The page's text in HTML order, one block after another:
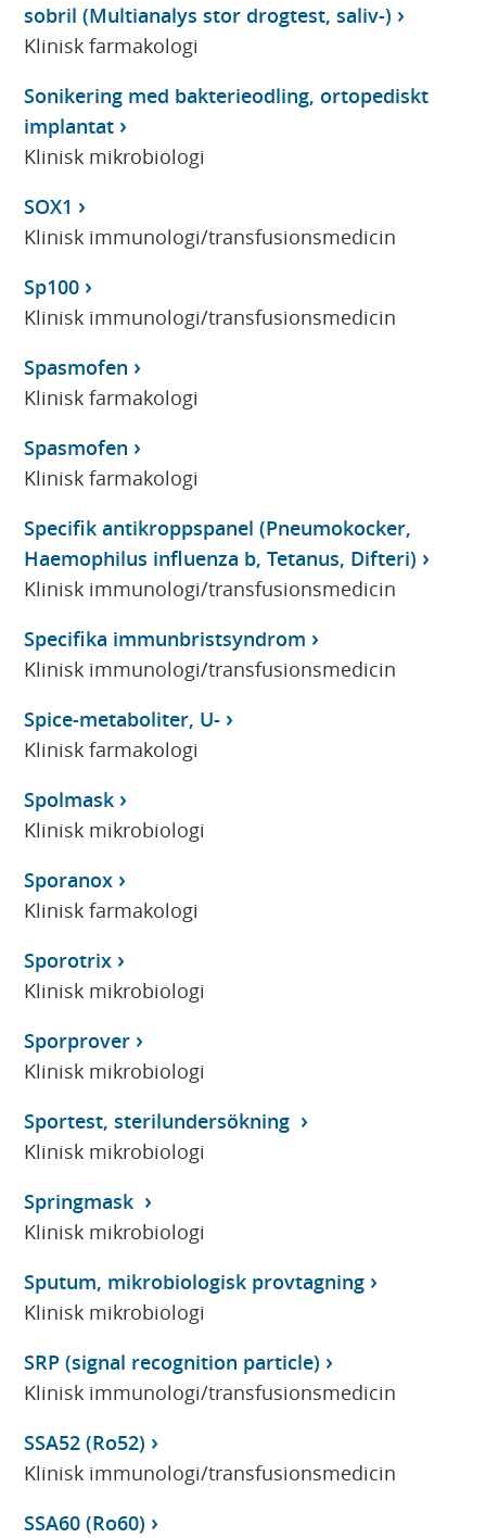
sobril (Multianalys stor drogtest, saliv-)
Klinisk farmakologi
Sonikering med bakterieodling, ortopediskt
implantat
Klinisk mikrobiologi
SOX1
Klinisk immunologi/transfusionsmedicin
Sp100
Klinisk immunologi/transfusionsmedicin
Spasmofen
Klinisk farmakologi
Spasmofen
Klinisk farmakologi
Specifik antikroppspanel (Pneumokocker,
Haemophilus influenza b, Tetanus, Difteri)
Klinisk immunologi/transfusionsmedicin
Specifika immunbristsyndrom
Klinisk immunologi/transfusionsmedicin
Spice-metaboliter, U-
Klinisk farmakologi
Spolmask
Klinisk mikrobiologi
Sporanox
Klinisk farmakologi
Sporotrix
Klinisk mikrobiologi
Sporprover
Klinisk mikrobiologi
Sportest, sterilundersökning
Klinisk mikrobiologi
Springmask
Klinisk mikrobiologi
Sputum, mikrobiologisk provtagning
Klinisk mikrobiologi
SRP (signal recognition particle)
Klinisk immunologi/transfusionsmedicin
SSA52 (Ro52)
Klinisk immunologi/transfusionsmedicin
SSA60 (Ro60)